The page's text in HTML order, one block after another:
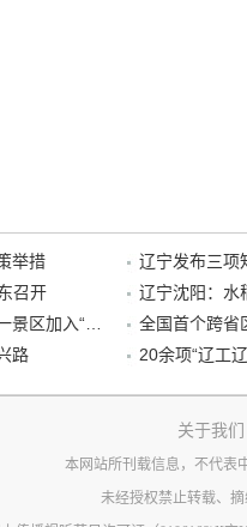
举措
辽宁发布三项
召开
辽宁沈阳：水
路
20余项“辽工
关于我们
本网站所刊载信息，不代表
未经授权禁止转载、